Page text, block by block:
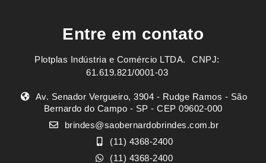
Entre em contato
Plotplas Indústria e Comércio LTDA. ㅤㅤㅤ CNPJ:
61.619.821/0001-03
Av. Senador Vergueiro, 3904 - Rudge Ramos - São
Bernardo do Campo - SP - CEP 09602-000
brindes@saobernardobrindes.com.br
(11) 4368-2400
(11) 4368-2400